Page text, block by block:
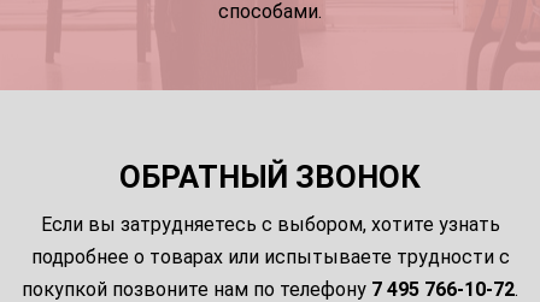
способами.
ОБРАТНЫЙ ЗВОНОК
Если вы затрудняетесь с выбором, хотите узнать
подробнее о товарах или испытываете трудности с
покупкой позвоните нам по телефону 7 495 766-10-72.